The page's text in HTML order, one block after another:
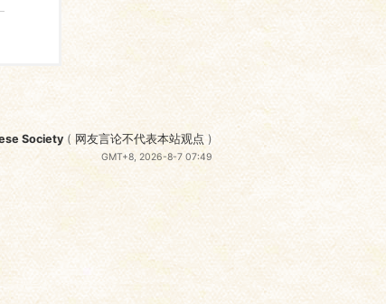
Society ( 网友言论不代表本站观点 )
GMT+8, 2026-8-7 07:49